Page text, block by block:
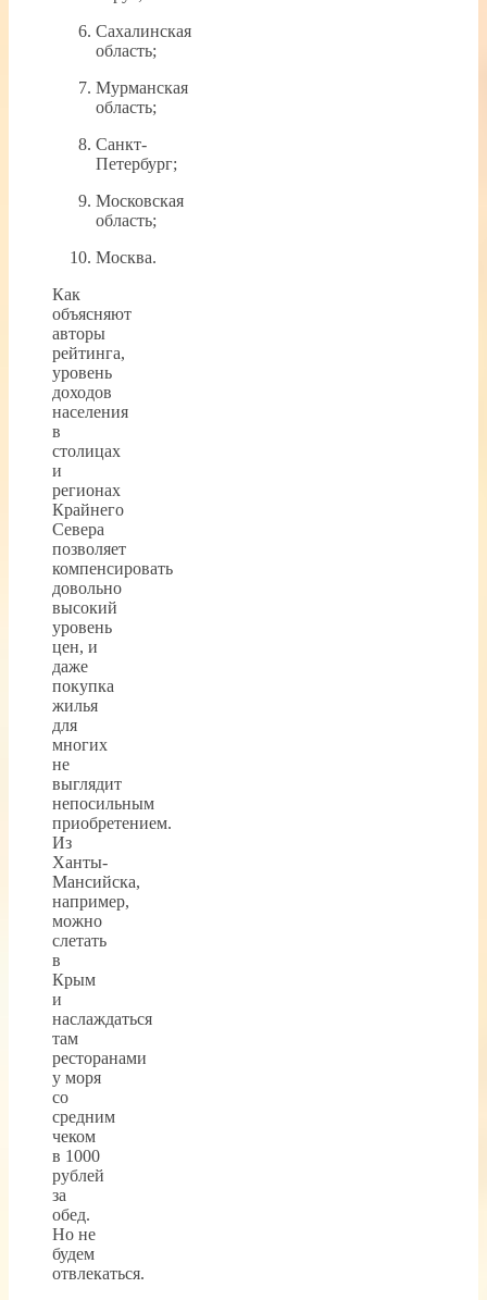
Сахалинская
область;
Мурманская
область;
Санкт-
Петербург;
Московская
область;
Москва.
Как
объясняют
авторы
рейтинга,
уровень
доходов
населения
в
столицах
и
регионах
Крайнего
Севера
позволяет
компенсировать
довольно
высокий
уровень
цен, и
даже
покупка
жилья
для
многих
не
выглядит
непосильным
приобретением.
Из
Ханты-
Мансийска,
например,
можно
слетать
в
Крым
и
наслаждаться
там
ресторанами
у моря
со
средним
чеком
в 1000
рублей
за
обед.
Но не
будем
отвлекаться.